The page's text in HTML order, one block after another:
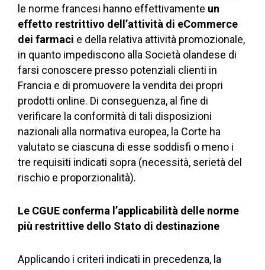
le norme francesi hanno effettivamente un
effetto restrittivo dell’attività di eCommerce
dei farmaci e della relativa attività promozionale,
in quanto impediscono alla Società olandese di
farsi conoscere presso potenziali clienti in
Francia e di promuovere la vendita dei propri
prodotti online. Di conseguenza, al fine di
verificare la conformità di tali disposizioni
nazionali alla normativa europea, la Corte ha
valutato se ciascuna di esse soddisfi o meno i
tre requisiti indicati sopra (necessità, serietà del
rischio e proporzionalità).
Le CGUE conferma l’applicabilità delle norme
più restrittive dello Stato di destinazione
Applicando i criteri indicati in precedenza, la